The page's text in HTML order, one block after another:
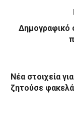
Δημογραφικό
Νέα στοιχεία
ζητούσε